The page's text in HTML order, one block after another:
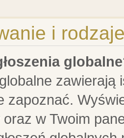
i
zapoznać.
w Twoim